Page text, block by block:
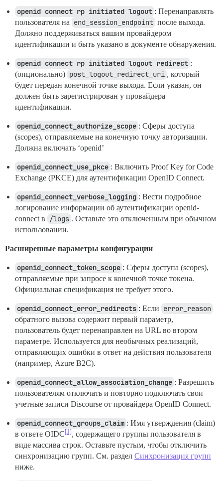
openid connect rp initiated logout : Перенаправлять
пользователя на end_session_endpoint после выхода.
Должно поддерживаться вашим провайдером
идентификации и быть указано в документе обнаружения.
openid connect rp initiated logout redirect :
(опционально) post_logout_redirect_uri , который
будет передан конечной точке выхода. Если указан, он
должен быть зарегистрирован у провайдера
идентификации.
openid_connect_authorize_scope : Сферы доступа
(scopes), отправляемые на конечную точку авторизации.
Должна включать ‘openid’
openid_connect_use_pkce : Включить Proof Key for Code
Exchange (PKCE) для аутентификации OpenID Connect.
openid_connect_verbose_logging : Вести подробное
логирование информации об аутентификации openid-
connect в
/logs . Оставьте это отключенным при обычном
использовании.
Расширенные параметры конфигурации
openid_connect_token_scope : Сферы доступа (scopes),
отправляемые при запросе к конечной точке токена.
Официальная спецификация не требует этого.
openid_connect_error_redirects : Если error_reason
обратного вызова содержит первый параметр,
пользователь будет перенаправлен на URL во втором
параметре. Используется для необычных реализаций,
отправляющих ошибки в ответ на действия пользователя
(например, Azure B2C).
openid_connect_allow_association_change : Разрешить
пользователям отключать и повторно подключать свои
учетные записи Discourse от провайдера OpenID Connect.
openid_connect_groups_claim : Имя утверждения (claim)
в ответе OIDC [1] , содержащего группы пользователя в
виде массива строк. Оставьте пустым, чтобы отключить
синхронизацию групп. См. раздел Синхронизация групп
ниже.